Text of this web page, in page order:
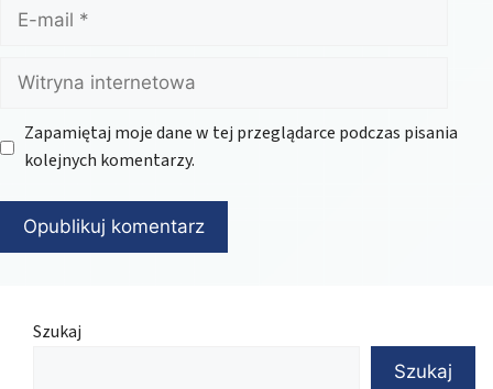
mail
Witryna
internetowa
Zapamiętaj moje dane w tej przeglądarce podczas pisania
kolejnych komentarzy.
Szukaj
Szukaj